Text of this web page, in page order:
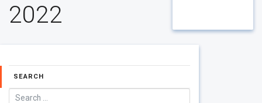
2022
SEARCH